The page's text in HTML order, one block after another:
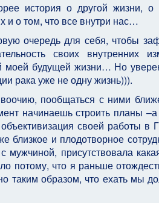
история о другой жизни, о
и о том, что все внутри нас…
очередь для себя, чтобы
своих
будущей жизни… Но
рака уже не одну жизнь))).
пообщаться с ними
начинаешь строить планы
своей работы
близкое и плодотворное
мужчиной, присутствовала
потому, что я раньше
таким образом, что ехать мы